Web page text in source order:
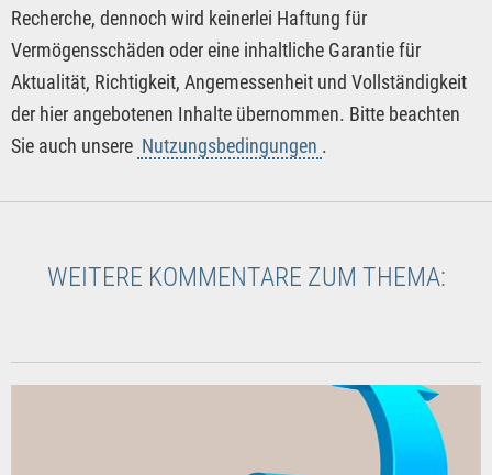
Recherche, dennoch wird keinerlei Haftung für
Vermögensschäden oder eine inhaltliche Garantie für
Aktualität, Richtigkeit, Angemessenheit und Vollständigkeit
der hier angebotenen Inhalte übernommen. Bitte beachten
Sie auch unsere Nutzungsbedingungen .
WEITERE KOMMENTARE ZUM THEMA: